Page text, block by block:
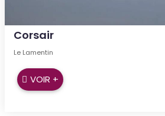
Corsair
Le Lamentin
VOIR +